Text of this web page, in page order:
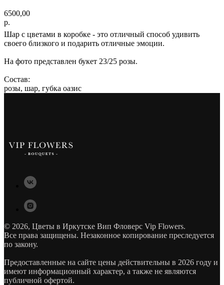
6500,00
р.
Шар с цветами в коробке - это отличный способ удивить
своего близкого и подарить отличные эмоции.
На фото представлен букет 23/25 розы.
Состав:
розы, шар, губка оазис
© 2026, Цветы в Иркутске Вип Фловерс Vip Flowers.
Все права защищены. Незаконное копирование преследуется
по закону.
Предоставленные на сайте цены действительны в 2026 году и
имеют информационный характер, а также не являются
публичной офертой.